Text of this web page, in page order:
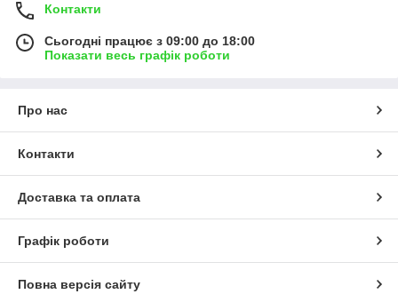
Контакти
Сьогодні працює з 09:00 до 18:00
Показати весь графік роботи
Про нас
Контакти
Доставка та оплата
Графік роботи
Повна версія сайту